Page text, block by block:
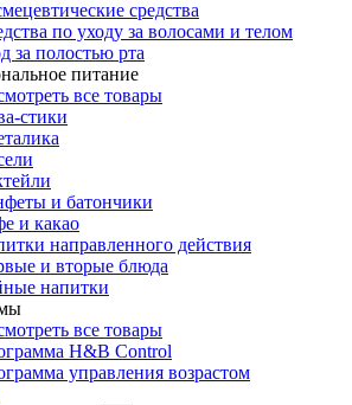
средства
по уходу за волосами и телом
за полостью рта
питание
все товары
стики
и батончики
и какао
направленного действия
и вторые блюда
напитки
все товары
H&B Control
управления возрастом